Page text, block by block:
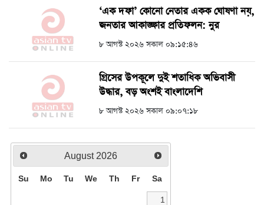
‘এক দফা’ কোনো নেতার একক ঘোষণা নয়,
জনতার আকাঙ্ক্ষার প্রতিফলন: নুর
৮ আগস্ট ২০২৬ সকাল ০৯:১৫:৪৬
গ্রিসের উপকূলে দুই শতাধিক অভিবাসী
উদ্ধার, বড় অংশই বাংলাদেশি
৮ আগস্ট ২০২৬ সকাল ০৯:০৭:১৮
August 2026
Su Mo Tu We Th Fr Sa
1